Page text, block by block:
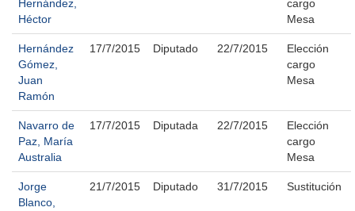
Hernández,
Héctor
cargo
Mesa
Hernández
Gómez,
Juan
Ramón
17/7/2015 Diputado 22/7/2015
Elección
cargo
Mesa
Navarro de
Paz, María
Australia
17/7/2015 Diputada 22/7/2015
Elección
cargo
Mesa
Jorge
Blanco,
21/7/2015 Diputado 31/7/2015 Sustitución